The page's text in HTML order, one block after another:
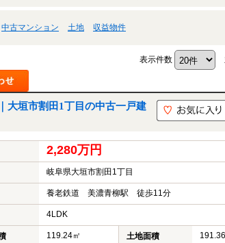
中古マンション 土地 収益物件
表示件数
垣市割田1丁目の中古一戸建
2,280万円
岐阜県大垣市割田1丁目
養老鉄道 美濃青柳駅 徒歩11分
4LDK
119.24㎡ 土地面積